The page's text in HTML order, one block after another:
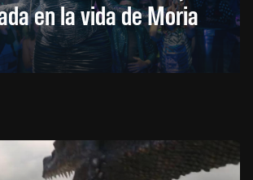
en la vida de Moria